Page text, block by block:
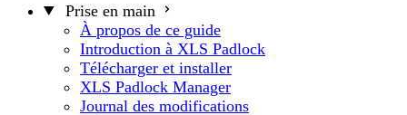
Prise en main
À propos de ce guide
Introduction à XLS Padlock
Télécharger et installer
XLS Padlock Manager
Journal des modifications